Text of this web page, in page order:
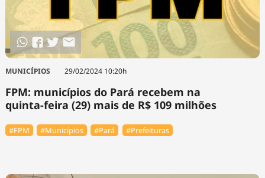
MUNICÍPIOS 29/02/2024 10:20h
FPM: municípios do Pará recebem na
quinta-feira (29) mais de R$ 109 milhões
#FPM #Municípios #Pará #Prefeituras